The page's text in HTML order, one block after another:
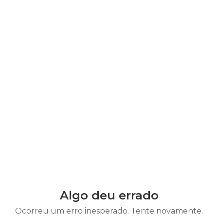
Algo deu errado
Ocorreu um erro inesperado. Tente novamente.